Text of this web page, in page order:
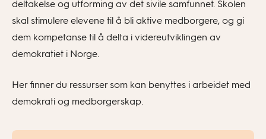
deltakelse og utforming av det sivile samfunnet. Skolen
skal stimulere elevene til å bli aktive medborgere, og gi
dem kompetanse til å delta i videreutviklingen av
demokratiet i Norge.
Her finner du ressurser som kan benyttes i arbeidet med
demokrati og medborgerskap.